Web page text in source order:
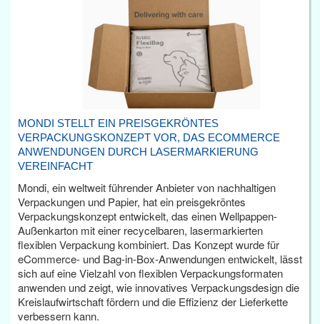
MONDI STELLT EIN PREISGEKRÖNTES
VERPACKUNGSKONZEPT VOR, DAS ECOMMERCE
ANWENDUNGEN DURCH LASERMARKIERUNG
VEREINFACHT
Mondi, ein weltweit führender Anbieter von nachhaltigen
Verpackungen und Papier, hat ein preisgekröntes
Verpackungskonzept entwickelt, das einen Wellpappen-
Außenkarton mit einer recycelbaren, lasermarkierten
flexiblen Verpackung kombiniert. Das Konzept wurde für
eCommerce- und Bag-in-Box-Anwendungen entwickelt, lässt
sich auf eine Vielzahl von flexiblen Verpackungsformaten
anwenden und zeigt, wie innovatives Verpackungsdesign die
Kreislaufwirtschaft fördern und die Effizienz der Lieferkette
verbessern kann.